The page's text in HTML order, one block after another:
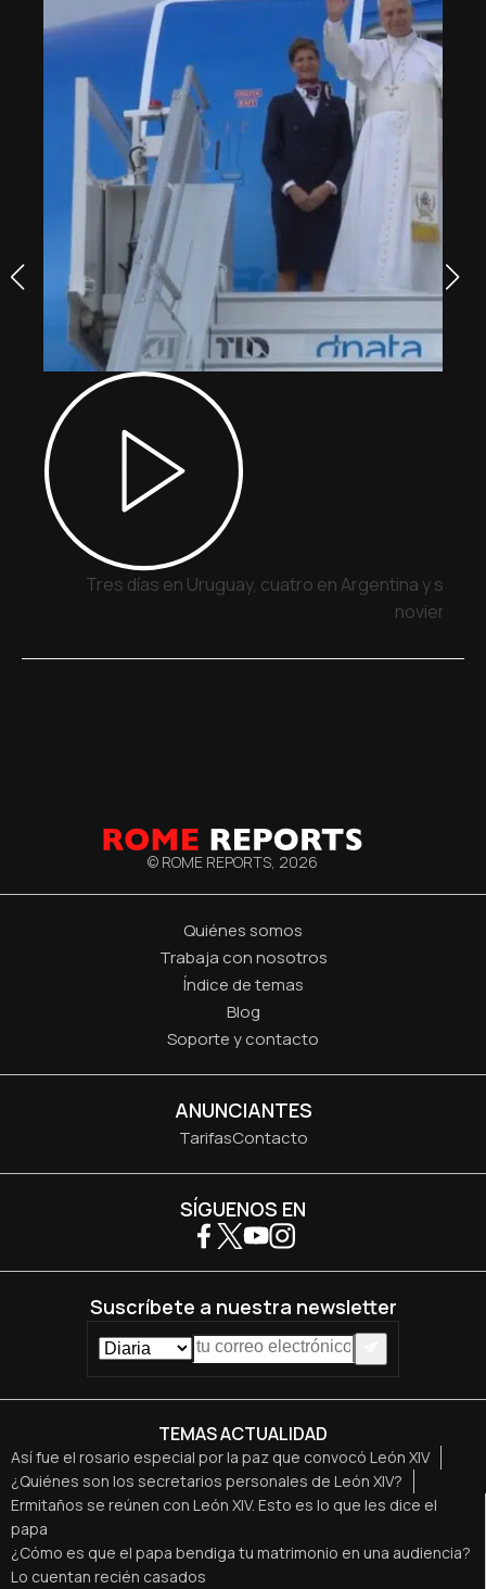
Tres días en Uruguay, cuatro en Argentina y siete
noviembre
© ROME REPORTS, 2026
Quiénes somos
Trabaja con nosotros
Índice de temas
Blog
Soporte y contacto
ANUNCIANTES
TarifasContacto
TEMAS ACTUALIDAD
Así fue el rosario especial por la paz que convocó León XIV
¿Quiénes son los secretarios personales de León XIV?
Ermitaños se reúnen con León XIV. Esto es lo que les dice el
papa
¿Cómo es que el papa bendiga tu matrimonio en una audiencia?
Lo cuentan recién casados
SÍGUENOS EN
Suscríbete a nuestra newsletter